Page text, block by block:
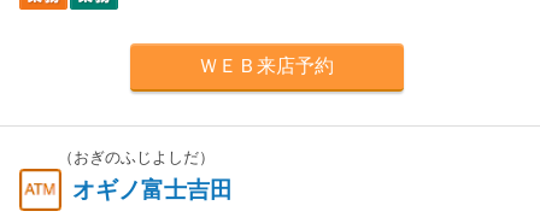
ＷＥＢ来店予約
（おぎのふじよしだ）
オギノ富士吉田